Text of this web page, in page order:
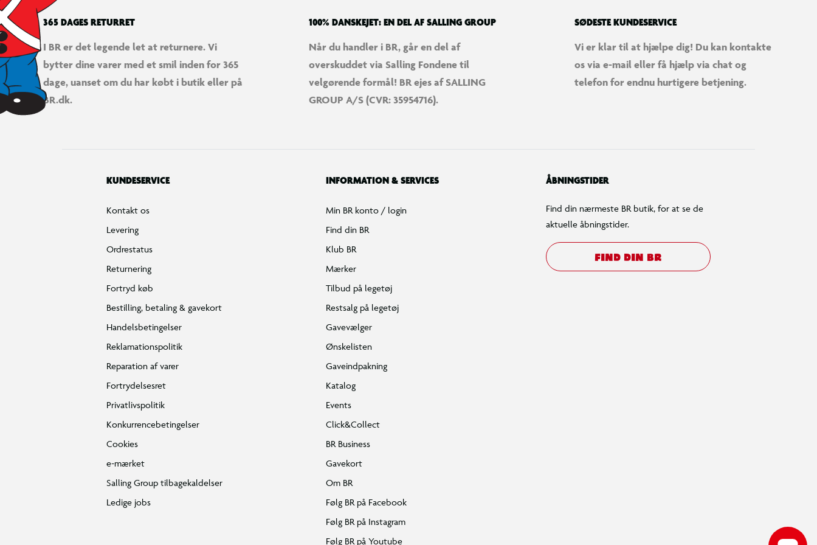
365 DAGES RETURRET
I BR er det legende let at returnere. Vi
bytter dine varer med et smil inden for 365
dage, uanset om du har købt i butik eller på
BR.dk.
100% DANSKEJET: EN DEL AF SALLING GROUP
Når du handler i BR, går en del af
overskuddet via Salling Fondene til
velgørende formål! BR ejes af SALLING
GROUP A/S (CVR: 35954716).
SØDESTE KUNDESERVICE
Vi er klar til at hjælpe dig! Du kan kontakte
os via e-mail eller få hjælp via chat og
telefon for endnu hurtigere betjening.
KUNDESERVICE
Kontakt os
Levering
Ordrestatus
Returnering
Fortryd køb
Bestilling, betaling & gavekort
Handelsbetingelser
Reklamationspolitik
Reparation af varer
Fortrydelsesret
Privatlivspolitik
Konkurrencebetingelser
Cookies
e-mærket
Salling Group tilbagekaldelser
Ledige jobs
INFORMATION & SERVICES
Min BR konto / login
Find din BR
Klub BR
Mærker
Tilbud på legetøj
Restsalg på legetøj
Gavevælger
Ønskelisten
Gaveindpakning
Katalog
Events
Click&Collect
BR Business
Gavekort
Om BR
Følg BR på Facebook
Følg BR på Instagram
Følg BR på Youtube
ÅBNINGSTIDER
Find din nærmeste BR butik, for at se de
aktuelle åbningstider.
FIND DIN BR